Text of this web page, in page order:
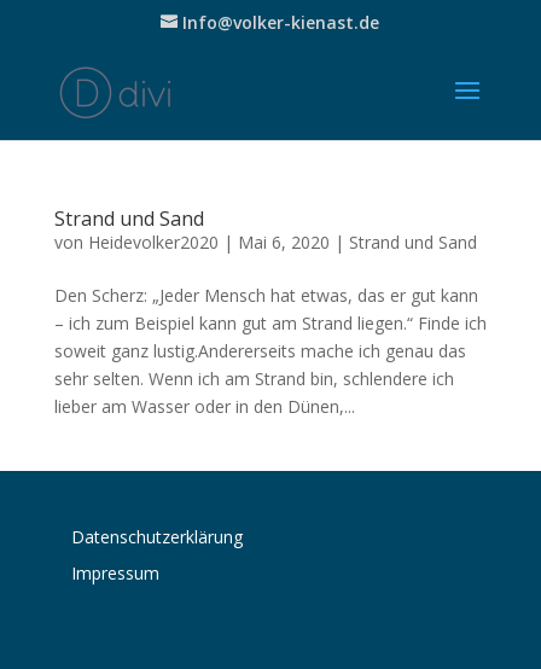
Info@volker-kienast.de
Strand und Sand
von Heidevolker2020 | Mai 6, 2020 | Strand und Sand
Den Scherz: „Jeder Mensch hat etwas, das er gut kann
– ich zum Beispiel kann gut am Strand liegen.“ Finde ich
soweit ganz lustig.Andererseits mache ich genau das
sehr selten. Wenn ich am Strand bin, schlendere ich
lieber am Wasser oder in den Dünen,...
Datenschutzerklärung
Impressum